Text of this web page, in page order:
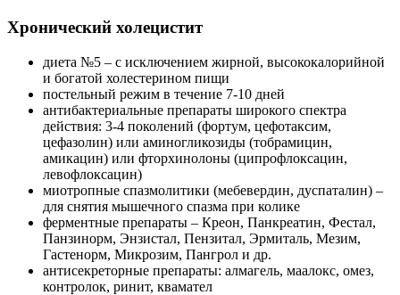
Хронический холецистит
диета №5 – с исключением жирной, высококалорийной
и богатой холестерином пищи
постельный режим в течение 7-10 дней
антибактериальные препараты широкого спектра
действия: 3-4 поколений (фортум, цефотаксим,
цефазолин) или аминогликозиды (тобрамицин,
амикацин) или фторхинолоны (ципрофлоксацин,
левофлоксацин)
миотропные спазмолитики (мебевердин, дуспаталин) –
для снятия мышечного спазма при колике
ферментные препараты – Креон, Панкреатин, Фестал,
Панзинорм, Энзистал, Пензитал, Эрмиталь, Мезим,
Гастенорм, Микрозим, Пангрол и др.
антисекреторные препараты: алмагель, маалокс, омез,
контролок, ринит, квамател